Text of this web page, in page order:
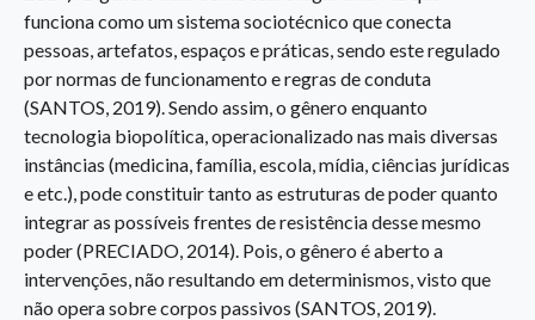
funciona como um sistema sociotécnico que conecta
pessoas, artefatos, espaços e práticas, sendo este regulado
por normas de funcionamento e regras de conduta
(SANTOS, 2019). Sendo assim, o gênero enquanto
tecnologia biopolítica, operacionalizado nas mais diversas
instâncias (medicina, família, escola, mídia, ciências jurídicas
e etc.), pode constituir tanto as estruturas de poder quanto
integrar as possíveis frentes de resistência desse mesmo
poder (PRECIADO, 2014). Pois, o gênero é aberto a
intervenções, não resultando em determinismos, visto que
não opera sobre corpos passivos (SANTOS, 2019).